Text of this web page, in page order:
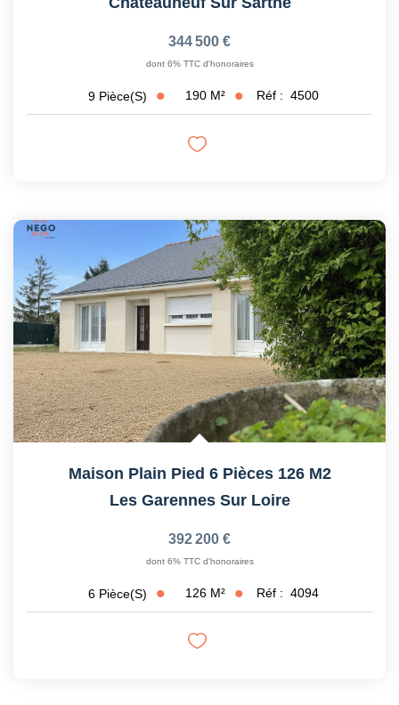
344 500 €
dont 6% TTC d'honoraires
9 Pièce(s) 190 M² Réf : 4500
Maison Plain Pied 6 Pièces 126 M2
Les Garennes Sur Loire
392 200 €
dont 6% TTC d'honoraires
6 Pièce(s) 126 M² Réf : 4094